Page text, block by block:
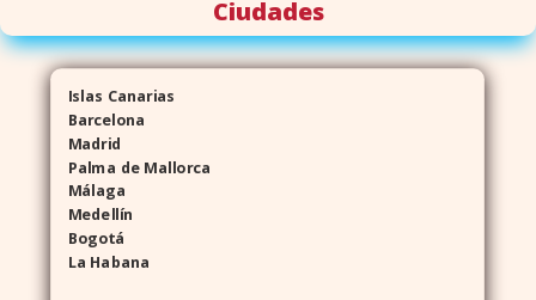
Ciudades
Islas Canarias
Barcelona
Madrid
Palma de Mallorca
Málaga
Medellín
Bogotá
La Habana